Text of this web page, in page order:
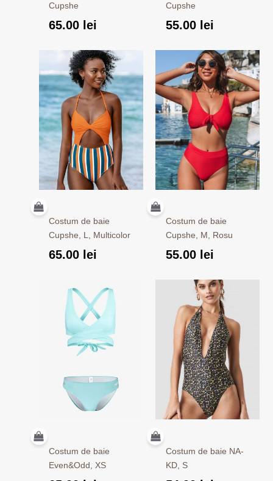
Cupshe
65.00 lei
Cupshe
55.00 lei
Costum de baie
Cupshe, L, Multicolor
65.00 lei
Costum de baie
Cupshe, M, Rosu
55.00 lei
Costum de baie
Even&Odd, XS
Costum de baie NA-
KD, S